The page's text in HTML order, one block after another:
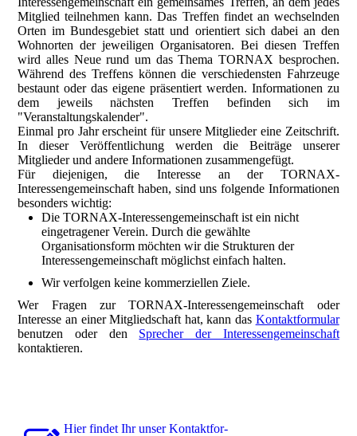
Mitglied teilnehmen kann. Das Treffen findet an wechselnden
Orten im Bundesgebiet statt und orientiert sich dabei an den
Wohnorten der jeweiligen Organisatoren. Bei diesen Treffen
wird alles Neue rund um das Thema TORNAX besprochen.
Während des Treffens können die verschiedensten Fahrzeuge
bestaunt oder das eigene präsentiert werden. Informationen zu
dem jeweils nächsten Treffen befinden sich im
"Veranstaltungskalender".
Einmal pro Jahr erscheint für unsere Mitglieder eine Zeitschrift.
In dieser Veröffentlichung werden die Beiträge unserer
Mitglieder und andere Informationen zusammengefügt.
Für diejenigen, die Interesse an der TORNAX-
Interessengemeinschaft haben, sind uns folgende Informationen
besonders wichtig:
Die TORNAX-Interessengemeinschaft ist ein nicht
eingetragener Verein. Durch die gewählte
Organisationsform möchten wir die Strukturen der
Interessengemeinschaft möglichst einfach halten.
Wir verfolgen keine kommerziellen Ziele.
Wer Fragen zur TORNAX-Interessengemeinschaft oder
Interesse an einer Mitgliedschaft hat, kann das Kontaktformular
benutzen oder den Sprecher der Interessengemeinschaft
kontaktieren.
Hier findet Ihr unser Kon­takt­for­